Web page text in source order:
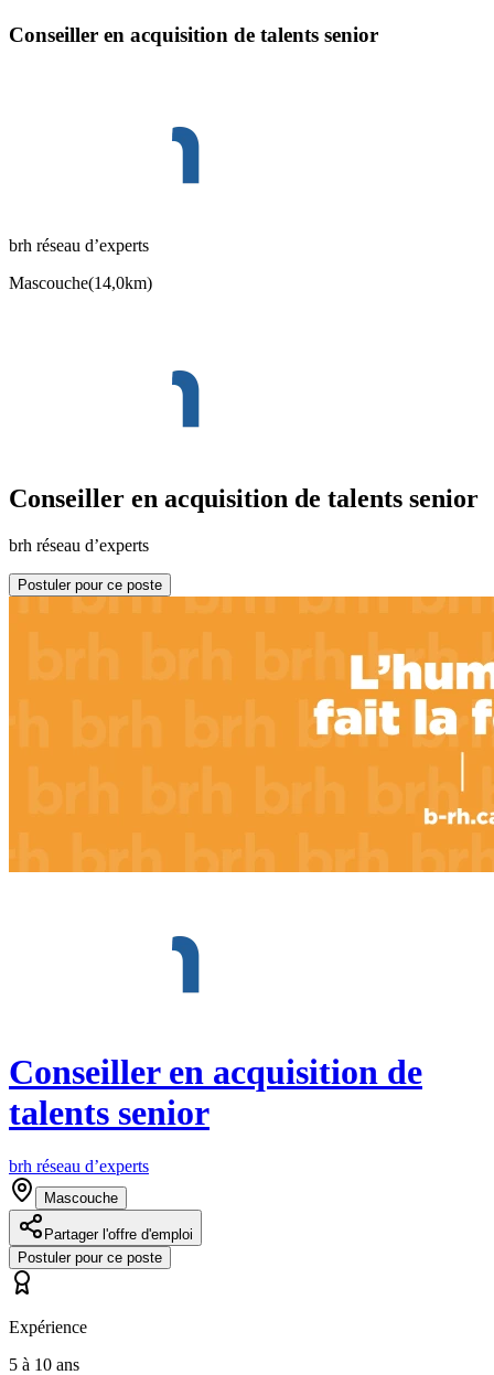
Conseiller en acquisition de talents senior
brh réseau d’experts
Mascouche(14,0km)
Conseiller en acquisition de talents senior
brh réseau d’experts
Postuler pour ce poste
Conseiller en acquisition de
talents senior
brh réseau d’experts
Mascouche
Partager l'offre d'emploi
Postuler pour ce poste
Expérience
5 à 10 ans